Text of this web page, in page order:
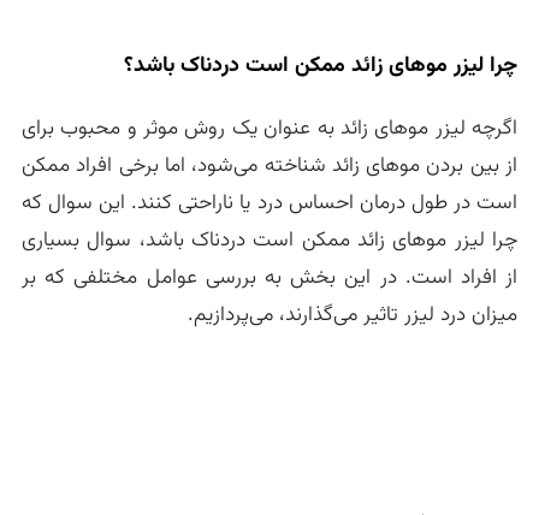
چرا لیزر موهای زائد ممکن است دردناک باشد؟
اگرچه لیزر موهای زائد به عنوان یک روش موثر و محبوب برای
از بین بردن موهای زائد شناخته می‌شود، اما برخی افراد ممکن
است در طول درمان احساس درد یا ناراحتی کنند. این سوال که
چرا لیزر موهای زائد ممکن است دردناک باشد، سوال بسیاری
از افراد است. در این بخش به بررسی عوامل مختلفی که بر
میزان درد لیزر تاثیر می‌گذارند، می‌پردازیم.